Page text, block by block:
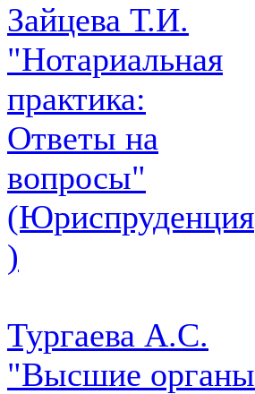
Зайцева Т.И.
"Нотариальная
практика:
Ответы на
вопросы"
(Юриспруденция
)
Тургаева А.С.
"Высшие органы